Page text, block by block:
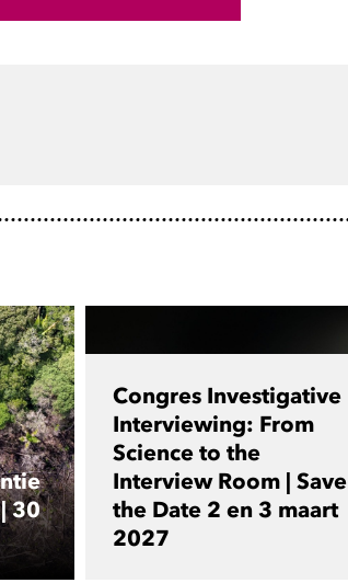
30
Congres Investigative
Interviewing: From
Science to the
Interview Room | Save
the Date 2 en 3 maart
2027